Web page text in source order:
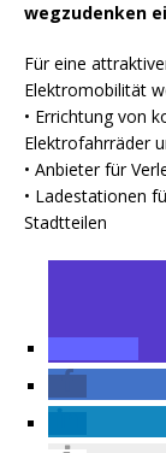
wegzudenken
Für eine
Elektromobilität
• Errichtung von
Elektrofahrräder
• Anbieter für
• Ladestationen
Stadtteilen